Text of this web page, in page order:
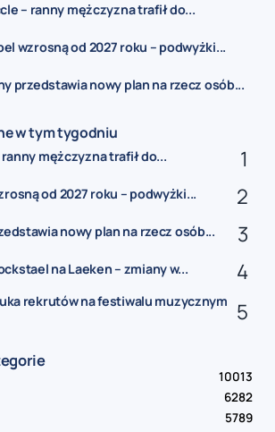
– ranny mężczyzna trafił do...
wzrosną od 2027 roku – podwyżki...
przedstawia nowy plan na rzecz osób...
w tym tygodniu
mężczyzna trafił do...
od 2027 roku – podwyżki...
nowy plan na rzecz osób...
na Laeken – zmiany w...
rekrutów na festiwalu muzycznym
10013
6282
5789